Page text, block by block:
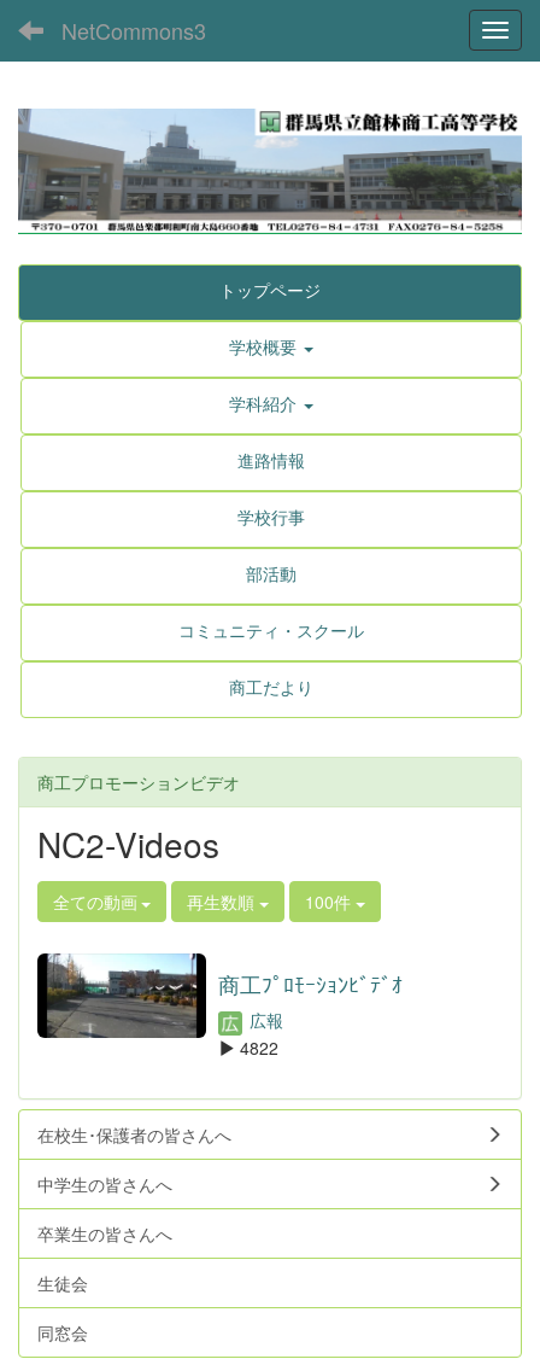
NetCommons3
トップページ
学校概要
学科紹介
進路情報
学校行事
部活動
コミュニティ・スクール
商工だより
商工プロモーションビデオ
NC2-Videos
全ての動画 再生数順 100件
商工ﾌﾟﾛﾓｰｼｮﾝﾋﾞﾃﾞｵ
広報
4822
在校生･保護者の皆さんへ
中学生の皆さんへ
卒業生の皆さんへ
生徒会
同窓会